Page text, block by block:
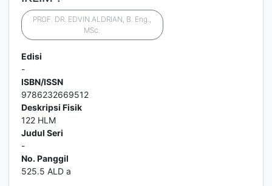
PROF. DR. EDVIN ALDRIAN, B. Eng.,
MSc.
Edisi
-
ISBN/ISSN
9786232669512
Deskripsi Fisik
122 HLM
Judul Seri
-
No. Panggil
525.5 ALD a